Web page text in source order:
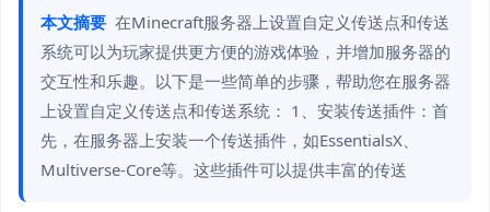
本文摘要 在Minecraft服务器上设置自定义传送点和传送
系统可以为玩家提供更方便的游戏体验，并增加服务器的
交互性和乐趣。以下是一些简单的步骤，帮助您在服务器
上设置自定义传送点和传送系统： 1、安装传送插件：首
先，在服务器上安装一个传送插件，如EssentialsX、
Multiverse-Core等。这些插件可以提供丰富的传送